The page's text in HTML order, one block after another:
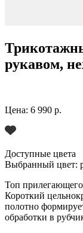
рукавом,
Цена: 6 990 р.
Доступные цвета
Выбранный цвет:
Топ
Короткий
полотно
обработки в